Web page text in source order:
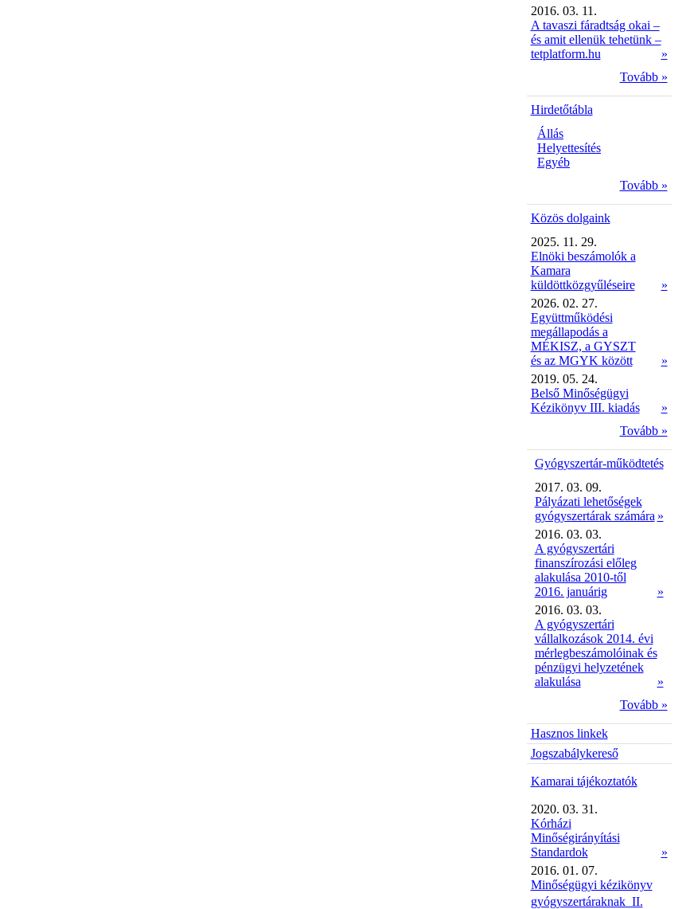
2016. 03. 11.
A tavaszi fáradtság okai –
és amit ellenük tehetünk –
tetplatform.hu
»
Tovább »
Hirdetőtábla
Állás
Helyettesítés
Egyéb
Tovább »
Közös dolgaink
2025. 11. 29.
Elnöki beszámolók a
Kamara
küldöttközgyűléseire
»
2026. 02. 27.
Együttműködési
megállapodás a
MÉKISZ, a GYSZT
és az MGYK között
»
2019. 05. 24.
Belső Minőségügyi
Kézikönyv III. kiadás
»
Tovább »
Gyógyszertár-működtetés
2017. 03. 09.
Pályázati lehetőségek
gyógyszertárak számára »
2016. 03. 03.
A gyógyszertári
finanszírozási előleg
alakulása 2010-től
2016. januárig
»
2016. 03. 03.
A gyógyszertári
vállalkozások 2014. évi
mérlegbeszámolóinak és
pénzügyi helyzetének
alakulása
»
Tovább »
Hasznos linkek
Jogszabálykereső
Kamarai tájékoztatók
2020. 03. 31.
Kórházi
Minőségirányítási
Standardok
»
2016. 01. 07.
Minőségügyi kézikönyv
gyógyszertáraknak  II.